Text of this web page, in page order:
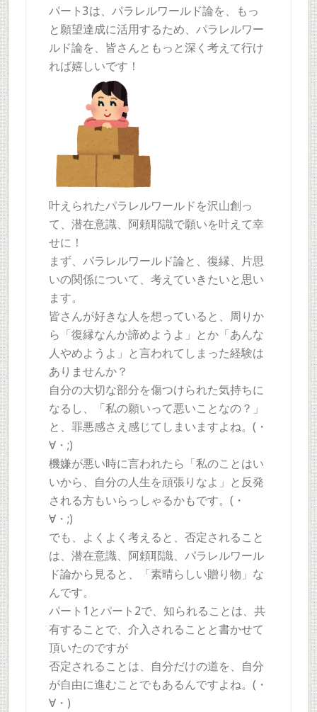
パート3は、パラレルワールド論を、もっ
と願望達成に活用するため、パラレルワー
ルド論を、皆さんともっと深く考えて行け
れば嬉しいです！
叶えられたパラレルワールドを沢山創っ
て、潜在意識、阿頼耶識で願いを叶えて幸
せに！
まず、パラレルワールド論と、復縁、片思
いの関係について、考えていきたいと思い
ます。
皆さんが好きな人を想っていると、周りか
ら「復縁なんか諦めようよ」とか「あんな
人やめようよ」と言われてしまった経験は
ありませんか？
自分の大切な部分を傷つけられた気持ちに
なるし、「私の願いって悪いことなの？」
と、罪悪感さえ感じてしまいますよね。(・
∀・;)
機嫌が悪い時に言われたら「私のことはい
いから、自分の人生を頑張りなよ」と反発
される方もいらっしゃるかもです。(・
∀・;)
でも、よくよく考えると、否定されること
は、潜在意識、阿頼耶識、パラレルワール
ド論から見ると、「素晴らしい贈り物」な
んです。
パート1とパート2で、知られることは、共
有することで、介入されることと書かせて
頂いたのですが
否定されることは、自分だけの道を、自分
が自由に進むことでもあるんですよね。(・
∀・)